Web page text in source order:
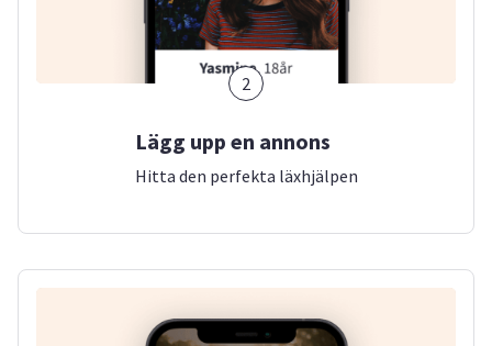
2
Lägg upp en annons
Hitta den perfekta läxhjälpen